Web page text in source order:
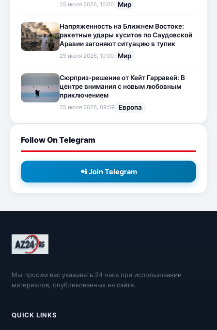
25 июля 2026, 10:00 Мир
Напряженность на Ближнем Востоке:
ракетные удары хуситов по Саудовской
Аравии загоняют ситуацию в тупик
25 июля 2026, 10:00 Мир
Сюрприз-решение от Кейт Гарравей: В
центре внимания с новым любовным
приключением
25 июля 2026, 09:59 Европа
Follow On Telegram
📲 Join Telegram
Мы просим вас указывать 24 часа при использовании
материалов, опубликованных на сайте.
QUICK LINKS